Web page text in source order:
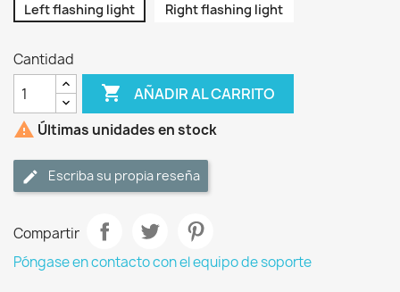
Left flashing light Right flashing light
Cantidad
 AÑADIR AL CARRITO
 Últimas unidades en stock
Escriba su propia reseña
Compartir
Póngase en contacto con el equipo de soporte